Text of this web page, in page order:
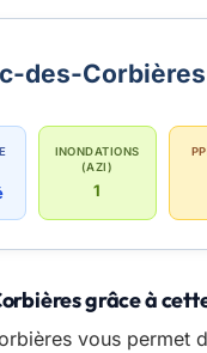
des-Corbières
INONDATIONS
(AZI)
1
grâce à
vous permet